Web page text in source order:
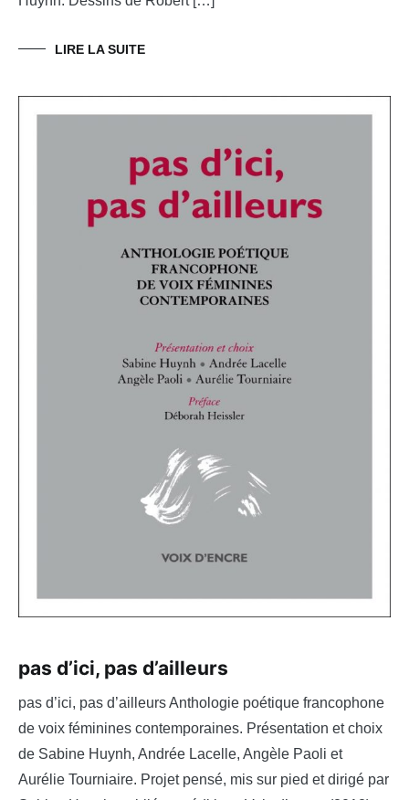
LIRE LA SUITE
pas d’ici, pas d’ailleurs
pas d’ici, pas d’ailleurs Anthologie poétique francophone
de voix féminines contemporaines. Présentation et choix
de Sabine Huynh, Andrée Lacelle, Angèle Paoli et
Aurélie Tourniaire. Projet pensé, mis sur pied et dirigé par